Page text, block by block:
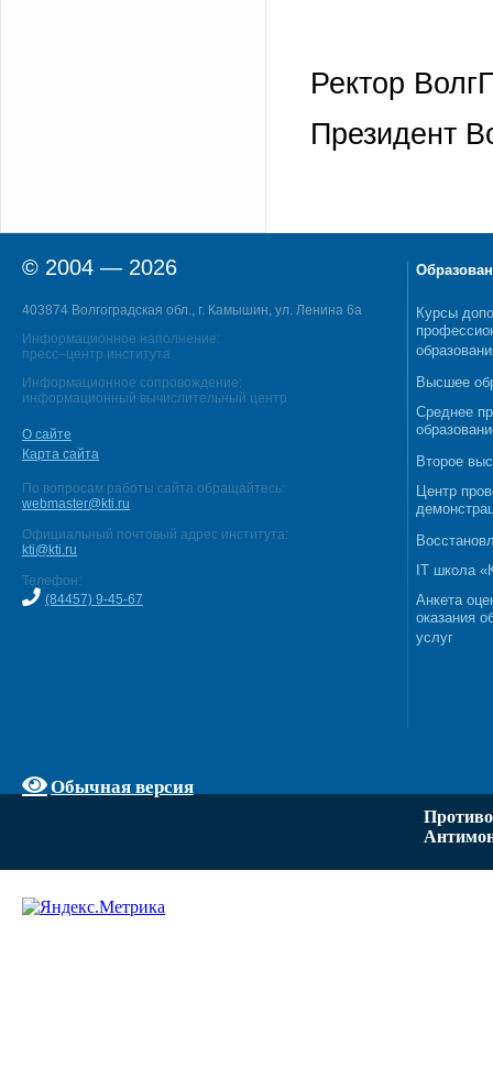
Ректор
Президент
© 2004 — 2026
403874 Волгоградская обл., г. Камышин, ул. Ленина 6а
Информационное наполнение:
пресс–центр института
Информационное сопровождение:
информационный вычислительный центр
О сайте
Карта сайта
По вопросам работы сайта обращайтесь:
webmaster@kti.ru
Официальный почтовый адрес института:
kti@kti.ru
Телефон:
(84457) 9-45-67
Обычная версия
Курсы
Высшее
Среднее
Второе
Центр
IT школа
Анкета
оказания
услуг